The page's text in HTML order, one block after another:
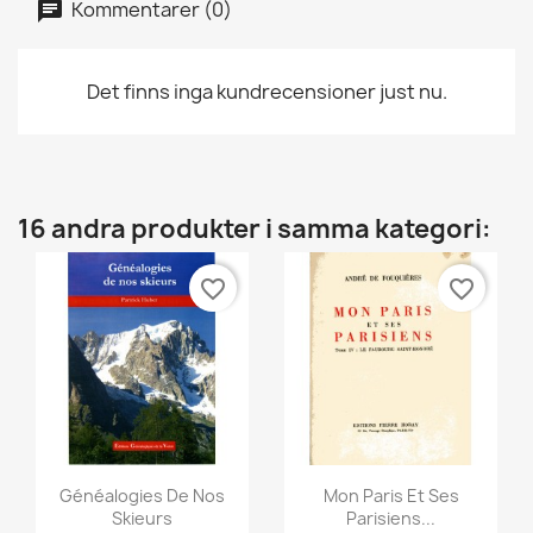
Kommentarer (0)
Det finns inga kundrecensioner just nu.
16 andra produkter i samma kategori:
Snabbvy
Généalogies De Nos
Skieurs
favorite_border
 Snabbvy
Mon Paris Et Ses
Parisiens...
favorite_border